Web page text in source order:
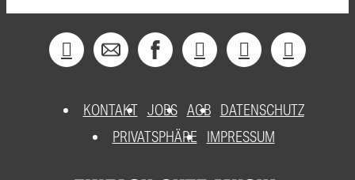
KONTAKT JOBS AGB DATENSCHUTZ
PRIVATSPHÄRE
IMPRESSUM